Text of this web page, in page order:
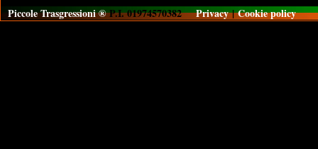
Piccole Trasgressioni ®P.I. 01974570382Privacy|Cookie policy